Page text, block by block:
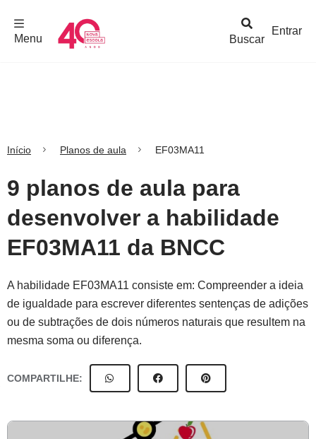
Buscar
Menu
Entrar
Início Planos de aula EF03MA11
9 planos de aula para
desenvolver a habilidade
EF03MA11 da BNCC
A habilidade EF03MA11 consiste em: Compreender a ideia
de igualdade para escrever diferentes sentenças de adições
ou de subtrações de dois números naturais que resultem na
mesma soma ou diferença.
COMPARTILHE: